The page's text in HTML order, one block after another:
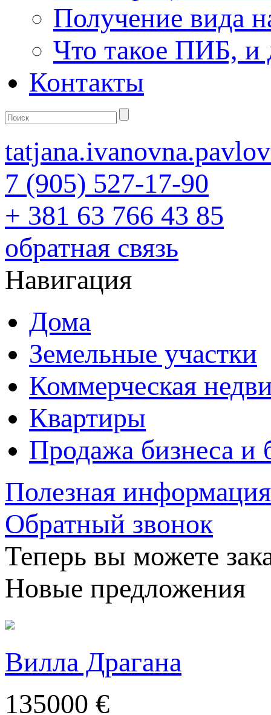
Получение вида
Что такое ПИБ, и
Контакты
7 (905) 527-17-90
+ 381 63 766 43 85
обратная связь
Навигация
Дома
Земельные участки
Коммерческая
Квартиры
Продажа бизнеса и
Полезная информация
Обратный звонок
Теперь вы можете
Новые предложения
Вилла Драгана
135000 €